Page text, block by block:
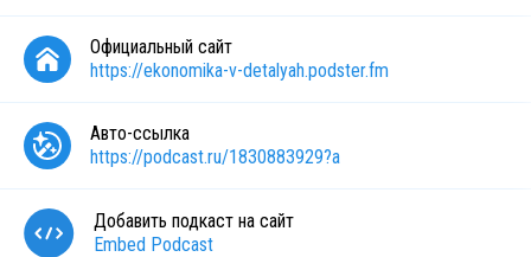
Официальный сайт
https://ekonomika-v-detalyah.podster.fm
Авто-ссылка
https://podcast.ru/1830883929?a
Добавить подкаст на сайт
Embed Podcast